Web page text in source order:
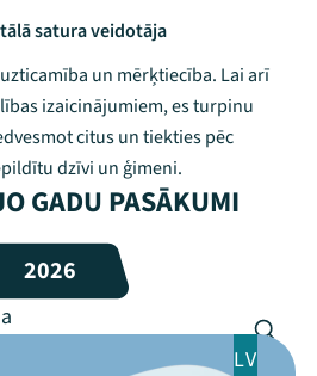
programma
Festivāls
satura veidotāja
un mērķtiecība. Lai arī
izaicinājumiem, es turpinu
citus un tiekties pēc
dzīvi un ģimeni.
GADU PASĀKUMI
2026
LV